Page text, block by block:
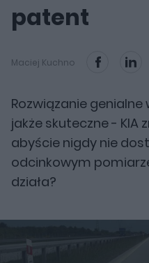
patent
Maciej Kuchno
Rozwiązanie
jakże skuteczne - KIA
abyście nigdy nie
odcinkowym
działa?